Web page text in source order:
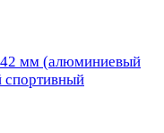
мм (алюминиевый
спортивный